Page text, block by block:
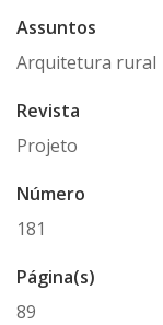
Assuntos
Arquitetura rural
Revista
Projeto
Número
181
Página(s)
89